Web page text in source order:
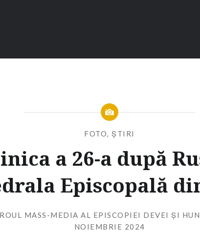
FOTO ,ȘTIRI
a 26-a după
Episcopală
MASS-MEDIA AL EPISCOPIEI DEVEI ȘI
NOIEMBRIE 2024